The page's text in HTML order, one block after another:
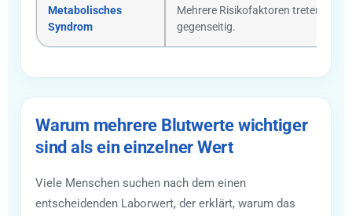
Metabolisches
Syndrom
Mehrere Risikofaktoren treten
gegenseitig.
Warum mehrere Blutwerte wichtiger
sind als ein einzelner Wert
Viele Menschen suchen nach dem einen
entscheidenden Laborwert, der erklärt, warum das